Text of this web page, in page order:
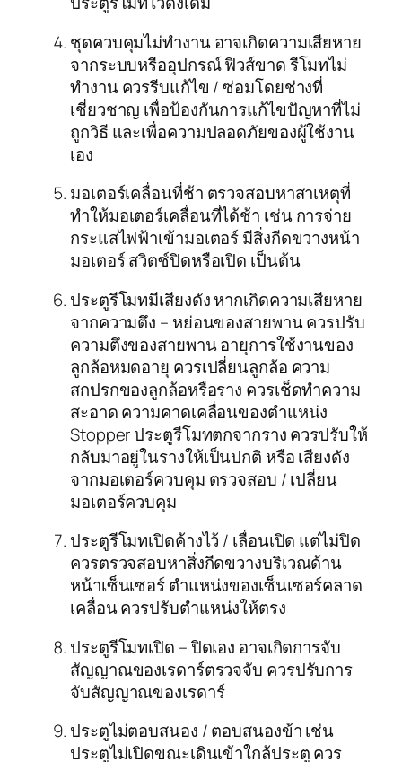
ชุดควบคุมไม่ทำงาน อาจเกิดความเสียหาย
จากระบบหรืออุปกรณ์ ฟิวส์ขาด รีโมทไม่
ทำงาน ควรรีบแก้ไข / ซ่อมโดยช่างที่
เชี่ยวชาญ เพื่อป้องกันการแก้ไขปัญหาที่ไม่
ถูกวิธี และเพื่อความปลอดภัยของผู้ใช้งาน
เอง
มอเตอร์เคลื่อนที่ช้า ตรวจสอบหาสาเหตุที่
ทำให้มอเตอร์เคลื่อนที่ได้ช้า เช่น การจ่าย
กระแสไฟฟ้าเข้ามอเตอร์ มีสิ่งกีดขวางหน้า
มอเตอร์ สวิตซ์ปิดหรือเปิด เป็นต้น
ประตูรีโมทมีเสียงดัง หากเกิดความเสียหาย
จากความตึง – หย่อนของสายพาน ควรปรับ
ความตึงของสายพาน อายุการใช้งานของ
ลูกล้อหมดอายุ ควรเปลี่ยนลูกล้อ ความ
สกปรกของลูกล้อหรือราง ควรเช็ดทำความ
สะอาด ความคาดเคลื่อนของตำแหน่ง
Stopper ประตูรีโมทตกจากราง ควรปรับให้
กลับมาอยู่ในรางให้เป็นปกติ หรือ เสียงดัง
จากมอเตอร์ควบคุม ตรวจสอบ / เปลี่ยน
มอเตอร์ควบคุม
ประตูรีโมทเปิดค้างไว้ / เลื่อนเปิด แต่ไม่ปิด
ควรตรวจสอบหาสิ่งกีดขวางบริเวณด้าน
หน้าเซ็นเซอร์ ตำแหน่งของเซ็นเซอร์คลาด
เคลื่อน ควรปรับตำแหน่งให้ตรง
ประตูรีโมทเปิด – ปิดเอง อาจเกิดการจับ
สัญญาณของเรดาร์ตรวจจับ ควรปรับการ
จับสัญญาณของเรดาร์
ประตูไม่ตอบสนอง / ตอบสนองข้า เช่น
ประตูไม่เปิดขณะเดินเข้าใกล้ประตู ควร